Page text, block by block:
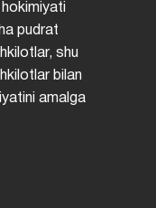
pudrat
shu
bilan
amalga